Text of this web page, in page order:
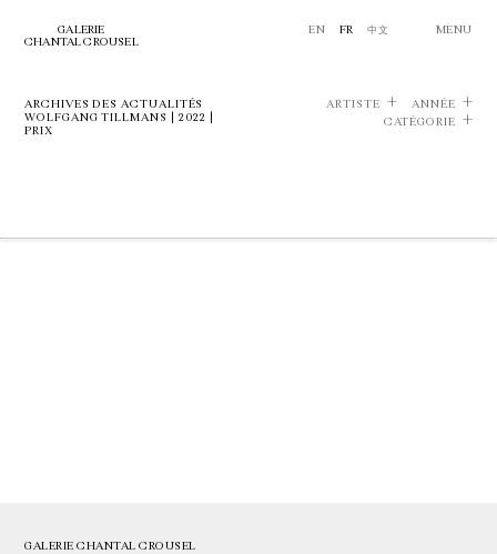
GALERIE
CHANTAL CROUSEL
EN FR 中文 MENU
ARCHIVES DES ACTUALITÉS
WOLFGANG TILLMANS | 2022 |
PRIX
ARTISTE
ANNÉE
CATÉGORIE
GALERIE CHANTAL CROUSEL